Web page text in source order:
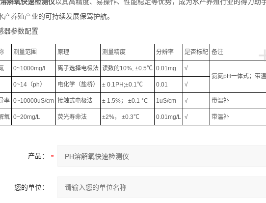
解氧快速检测仪以其高精度、易操作、性能稳定等优势，成为水产养殖行业的得力助
产养殖产业的可持续发展保驾护航。
器参数配置
测量范围 原理 测量精度 分辨率 是否标配 备注
0~1000mg/l 离子选择电极法 读数的10%, ±0.5℃ 0.01mg
√
氨氮pH一体式；带
0~14（ph） 电化学（盐桥） ± 0.1PH;±0.1℃ 0.01 √
率 0~10000uS/cm 接触式电极法 ± 1.5%； ±0.1 °C 1uS/cm √ 带温补
氧 0~20mg/L 荧光寿命法 ±2%， ±0.3℃ 0.01mg/L √ 带温补
产品：
您的单位：